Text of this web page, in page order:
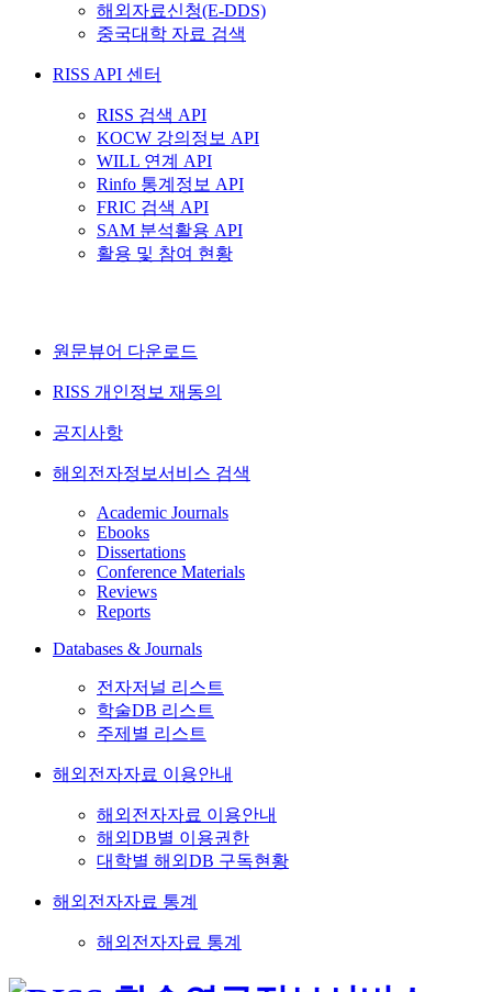
해외자료신청(E-DDS)
중국대학 자료 검색
RISS API 센터
RISS 검색 API
KOCW 강의정보 API
WILL 연계 API
Rinfo 통계정보 API
FRIC 검색 API
SAM 분석활용 API
활용 및 참여 현황
원문뷰어 다운로드
RISS 개인정보 재동의
공지사항
해외전자정보서비스 검색
Academic Journals
Ebooks
Dissertations
Conference Materials
Reviews
Reports
Databases & Journals
전자저널 리스트
학술DB 리스트
주제별 리스트
해외전자자료 이용안내
해외전자자료 이용안내
해외DB별 이용권한
대학별 해외DB 구독현황
해외전자자료 통계
해외전자자료 통계